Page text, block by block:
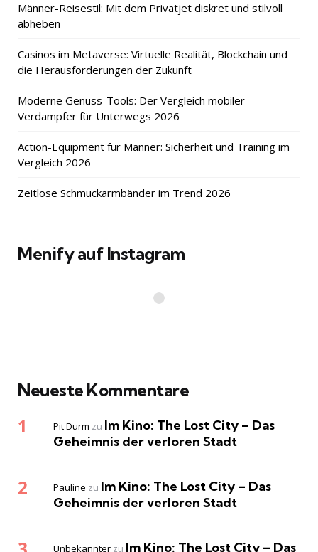
Männer-Reisestil: Mit dem Privatjet diskret und stilvoll
abheben
Casinos im Metaverse: Virtuelle Realität, Blockchain und
die Herausforderungen der Zukunft
Moderne Genuss-Tools: Der Vergleich mobiler
Verdampfer für Unterwegs 2026
Action-Equipment für Männer: Sicherheit und Training im
Vergleich 2026
Zeitlose Schmuckarmbänder im Trend 2026
Menify auf Instagram
Neueste Kommentare
Pit Durm zu Im Kino: The Lost City – Das
Geheimnis der verloren Stadt
Pauline zu Im Kino: The Lost City – Das
Geheimnis der verloren Stadt
Unbekannter zu Im Kino: The Lost City – Das